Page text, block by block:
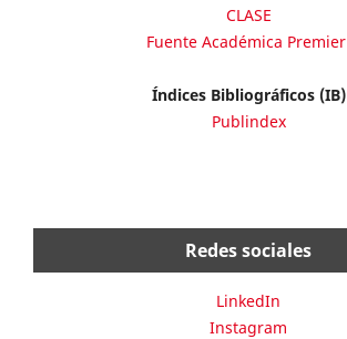
CLASE
Fuente Académica Premier
Índices Bibliográficos (IB)
Publindex
Redes sociales
LinkedIn
Instagram